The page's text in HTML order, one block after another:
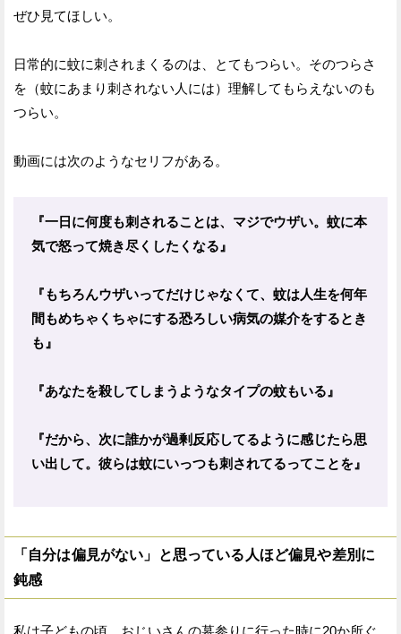
ぜひ見てほしい。
日常的に蚊に刺されまくるのは、とてもつらい。そのつらさ
を（蚊にあまり刺されない人には）理解してもらえないのも
つらい。
動画には次のようなセリフがある。
『一日に何度も刺されることは、マジでウザい。蚊に本
気で怒って焼き尽くしたくなる』
『もちろんウザいってだけじゃなくて、蚊は人生を何年
間もめちゃくちゃにする恐ろしい病気の媒介をするとき
も』
『あなたを殺してしまうようなタイプの蚊もいる』
『だから、次に誰かが過剰反応してるように感じたら思
い出して。彼らは蚊にいっつも刺されてるってことを』
「自分は偏見がない」と思っている人ほど偏見や差別に
鈍感
私は子どもの頃、おじいさんの墓参りに行った時に20か所ぐ